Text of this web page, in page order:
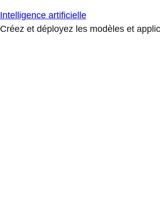
Intelligence artificielle
Créez et déployez les modèles et